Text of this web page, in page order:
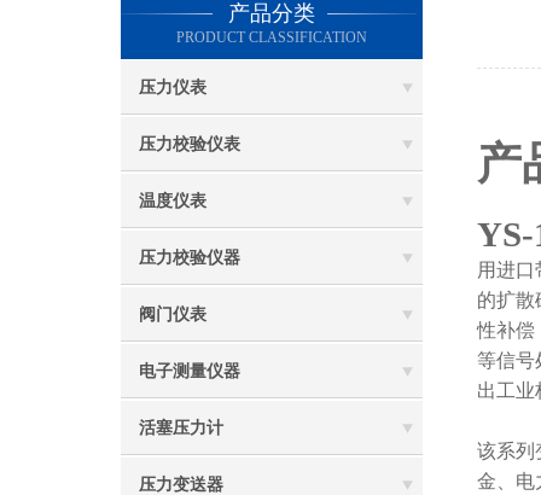
产品分类
PRODUCT CLASSIFICATION
压力仪表
压力校验仪表
温度仪表
压力校验仪器
阀门仪表
电子测量仪器
活塞压力计
压力变送器
产
用进
的扩散
性补偿
等信号
出工业
该系列
金、电